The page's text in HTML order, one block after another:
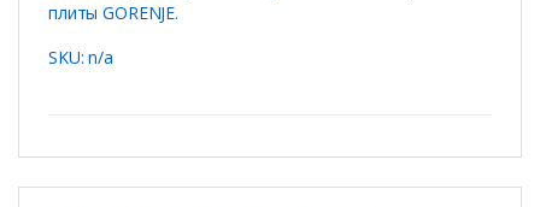
плиты GORENJE.
SKU: n/a